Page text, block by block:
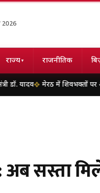
2026
राज्य▾ राजनीतिक
में शिवभक्तों पर आज पुष्पवर्षा
सस्ता